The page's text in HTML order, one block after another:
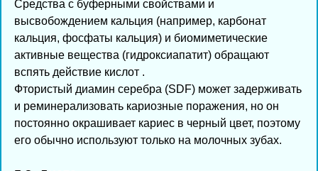
Средства с буферными свойствами и
высвобождением кальция (например, карбонат
кальция, фосфаты кальция) и биомиметические
активные вещества (гидроксиапатит) обращают
вспять действие кислот .
Фтористый диамин серебра (SDF) может задерживать
и реминерализовать кариозные поражения, но он
постоянно окрашивает кариес в черный цвет, поэтому
его обычно используют только на молочных зубах.